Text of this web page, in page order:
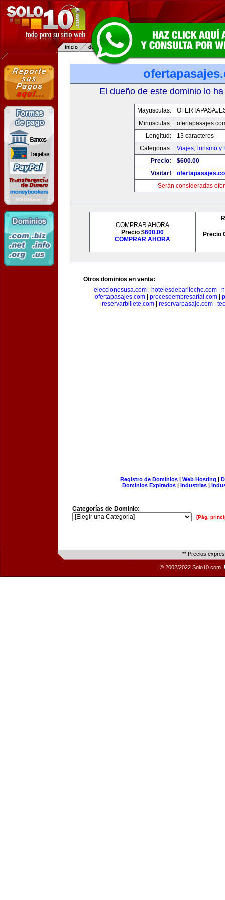
El dueño de este dominio lo
Mayusculas:
Minusculas:
Longitud:
13 caracteres
Categorias:
Viajes,Turismo y
Precio:
$600.00
Visitar!
Serán consideradas
COMPRAR AHORA
Precio $600.00
COMPRAR AHORA
Precio
Otros dominios en venta:
eleccionesusa.com| hotelesdebariloche.com|
ofertapasajes.com| procesoempresarial.com|
reservarbillete.com
reservarpasaje.com
Registro de Dominios| Web Hosting |
Dominios Expirados | Industrias |
Categorías de Dominio:
[Pág.
** Precios
© 2002/2022 Solo10.com